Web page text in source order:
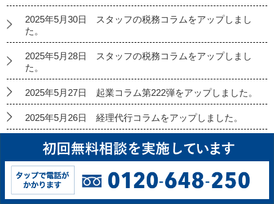
2025年5月30日 スタッフの税務コラムをアップしまし
た。
2025年5月28日 スタッフの税務コラムをアップしまし
た。
2025年5月27日 起業コラム第222弾をアップしました。
2025年5月26日 経理代行コラムをアップしました。
2025年5月23日 スタッフの税務コラムをアップしまし
た。
2025年5月21日 スタッフの税務コラムをアップしまし
た。